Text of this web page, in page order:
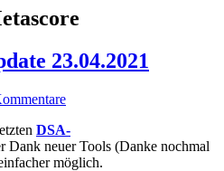
23.04.2021
DSA-
Dank neuer Tools (Danke nochmal
möglich.